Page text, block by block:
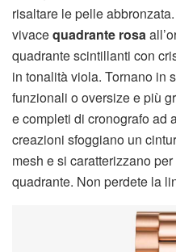
risaltare le pelle
vivacequadrante rosa
quadrante scintillanti con
in tonalità viola. Tornano in
funzionali o oversize e più
e completi di cronografo ad
creazioni sfoggiano un
mesh e si caratterizzano
quadrante. Non perdete la